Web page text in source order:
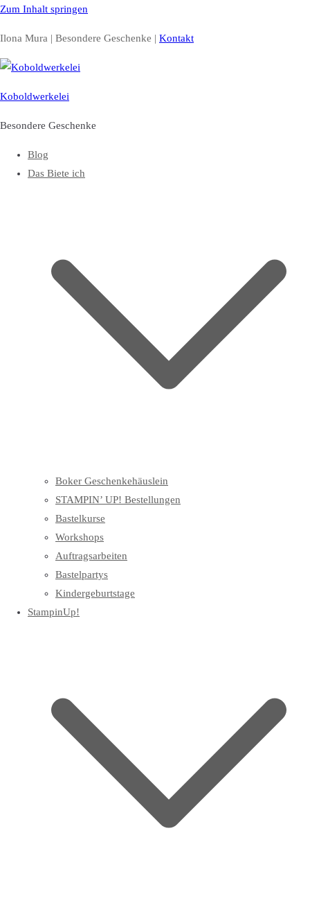
Zum Inhalt springen
Ilona Mura | Besondere Geschenke | Kontakt
Koboldwerkelei
Besondere Geschenke
Blog
Das Biete ich
Boker Geschenkehäuslein
STAMPIN’ UP! Bestellungen
Bastelkurse
Workshops
Auftragsarbeiten
Bastelpartys
Kindergeburtstage
StampinUp!